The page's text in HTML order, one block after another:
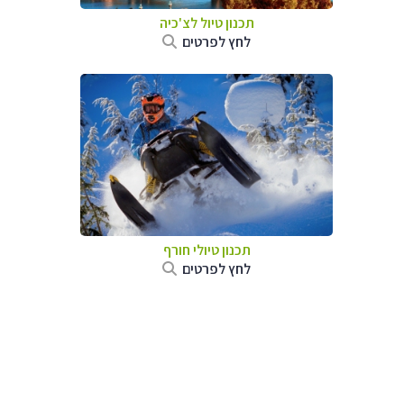
תכנון טיול לצ'כיה
לחץ לפרטים
תכנון טיולי חורף
לחץ לפרטים